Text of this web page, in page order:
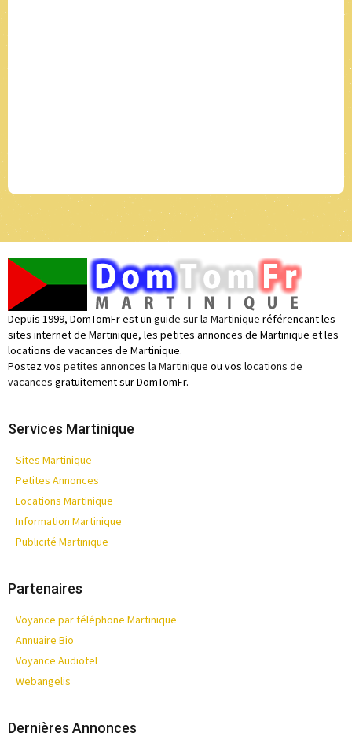
Depuis 1999, DomTomFr est un guide sur la Martinique référencant les
sites internet de Martinique, les petites annonces de Martinique et les
locations de vacances de Martinique.
Postez vos petites annonces la Martinique ou vos locations de
vacances gratuitement sur DomTomFr.
Services Martinique
Sites Martinique
Petites Annonces
Locations Martinique
Information Martinique
Publicité Martinique
Partenaires
Voyance par téléphone Martinique
Annuaire Bio
Voyance Audiotel
Webangelis
Dernières Annonces